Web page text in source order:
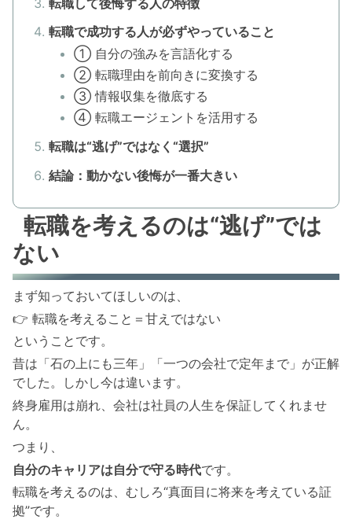
転職で成功する人が必ずやっていること
① 自分の強みを言語化する
② 転職理由を前向きに変換する
③ 情報収集を徹底する
④ 転職エージェントを活用する
転職は“逃げ”ではなく“選択”
結論：動かない後悔が一番大きい
転職を考えるのは“逃げ”では
ない
まず知っておいてほしいのは、
👉 転職を考えること＝甘えではない
ということです。
昔は「石の上にも三年」「一つの会社で定年まで」が正解
でした。しかし今は違います。
終身雇用は崩れ、会社は社員の人生を保証してくれませ
ん。
つまり、
自分のキャリアは自分で守る時代です。
転職を考えるのは、むしろ“真面目に将来を考えている証
拠”です。